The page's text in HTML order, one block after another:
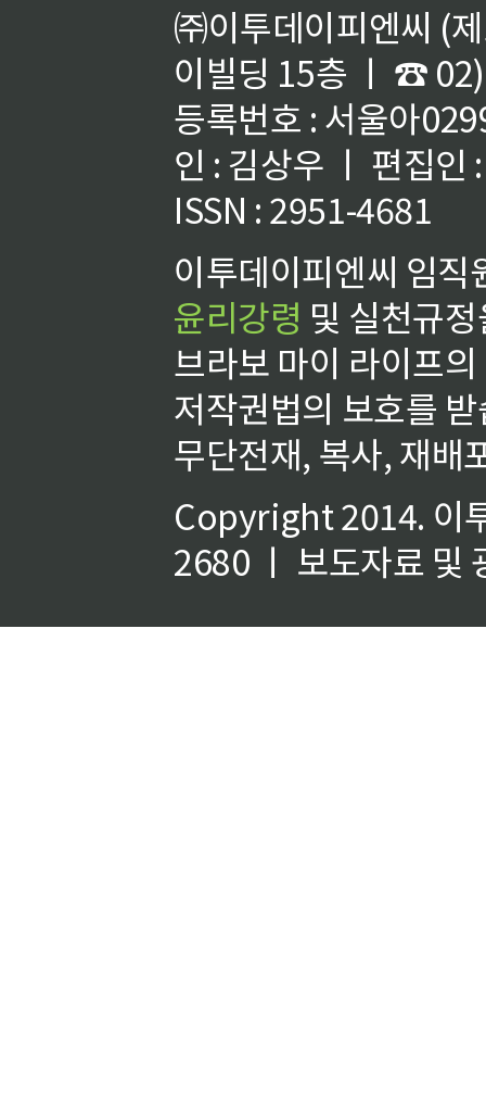
㈜이투데이피엔씨 (
이빌딩 15층 ㅣ ☎
등록번호 : 서울아
인 : 김상우 ㅣ 편집인
ISSN : 2951-4681
이투데이피엔씨 임
윤리강령 및 실천규
브라보 마이 라이프
저작권법의 보호를
무단전재, 복사, 재배
Copyright 2014. 이
2680 ㅣ 보도자료